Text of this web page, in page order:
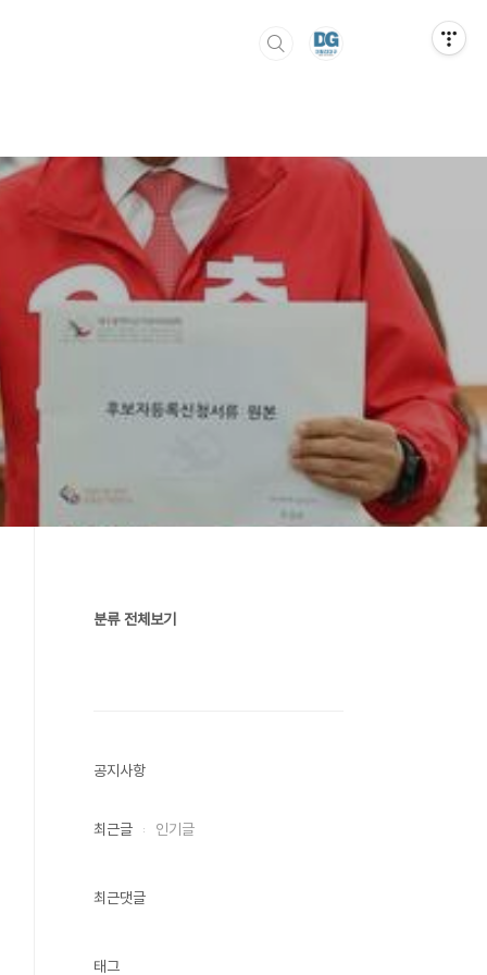
분류 전체보기
공지사항
최근글 인기글
최근댓글
태그